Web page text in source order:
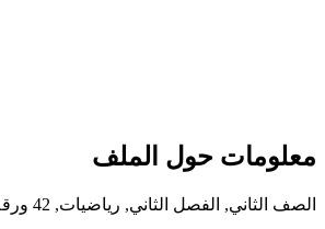
معلومات حول الملف
الصف الثاني, الفصل الثاني, رياضيات, 42 ورقة عمل كمراجعة للوحدات 5و6و7